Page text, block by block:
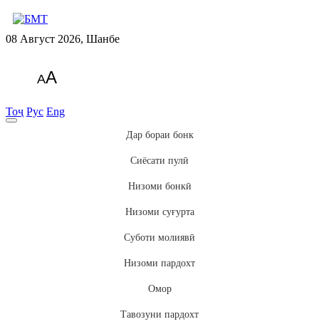
08 Август 2026, Шанбе
AA
Тоҷ Рус Eng
Дар бораи бонк
Сиёсати пулӣ
Низоми бонкӣ
Низоми суғурта
Суботи молиявӣ
Низоми пардохт
Омор
Тавозуни пардохт